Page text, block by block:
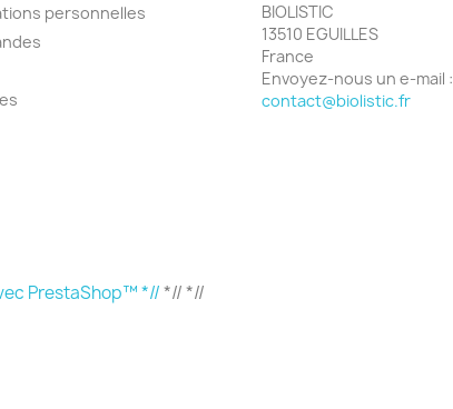
personnelles
BIOLISTIC
13510 EGUILLES
France
Envoyez-nous un e-mail :
contact@biolistic.fr
une liste d'envies
PrestaShop™ *//*// *//